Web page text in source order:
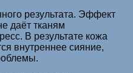
результата. Эффект
даёт тканям
В результате кожа
внутреннее сияние,